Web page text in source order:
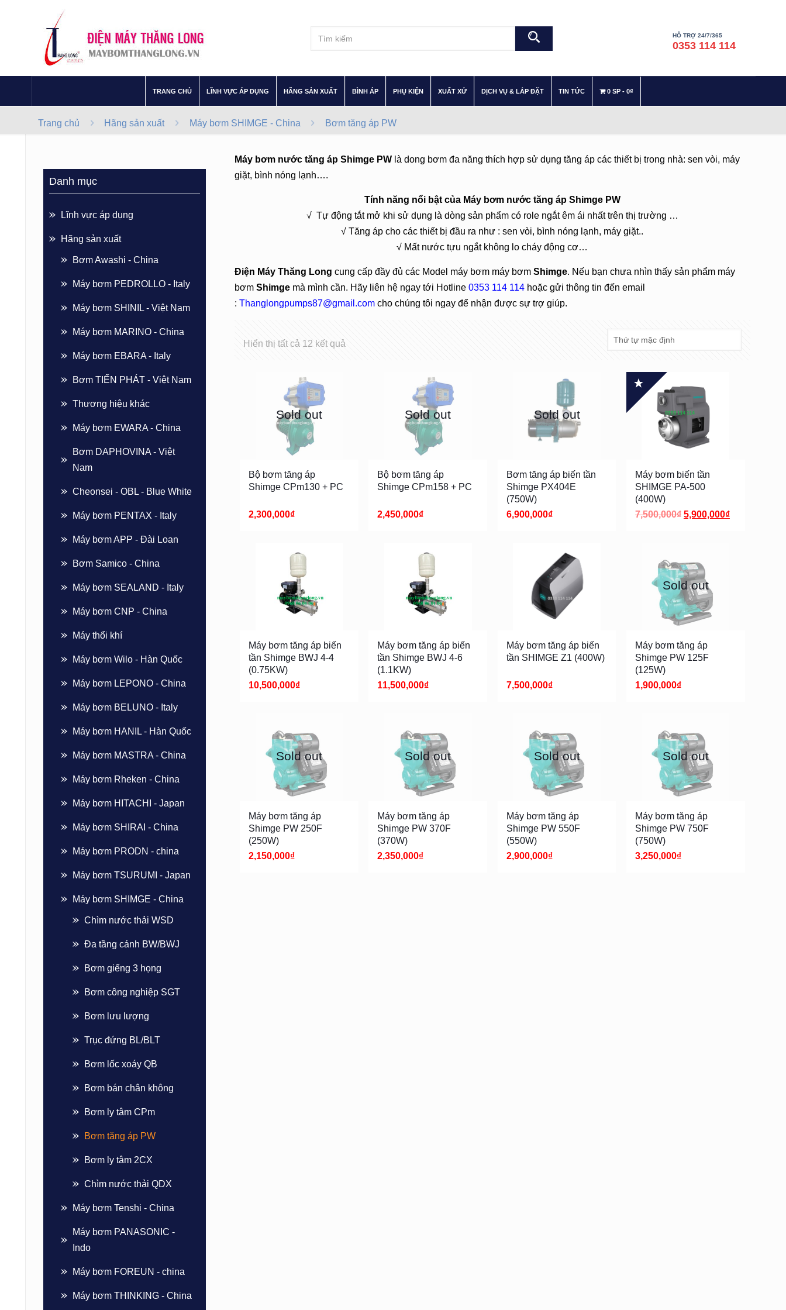
HỖ TRỢ 24/7/365
0353 114 114
TRANG CHỦ LĨNH VỰC ÁP DỤNG HÃNG SẢN XUẤT BÌNH ÁP PHỤ KIỆN XUẤT XỨ– DỊCH VỤ & LẮP ĐẶT TIN TỨC 0 SP 0₫
Trang chủ Hãng sản xuất Máy bơm SHIMGE - China Bơm tăng áp PW
Máy bơm nước tăng áp Shimge PW là dong bơm đa năng thích hợp sử dụng tăng áp các thiết bị trong nhà: sen vòi, máy
giặt, bình nóng lạnh….
Tính năng nổi bật của Máy bơm nước tăng áp Shimge PW
√ Tự động tắt mở khi sử dụng là dòng sản phẩm có role ngắt êm ái nhất trên thị trường …
√ Tăng áp cho các thiết bị đầu ra như : sen vòi, bình nóng lạnh, máy giặt..
√ Mất nước tựu ngắt không lo cháy động cơ…
Điện Máy Thăng Long cung cấp đầy đủ các Model máy bơm máy bơmShimge. Nếu bạn chưa nhìn thấy sản phẩm máy
bơmShimge mà mình cần. Hãy liên hệ ngay tới Hotline0353 114 114 hoặc gửi thông tin đến email
:Thanglongpumps87@gmail.com cho chúng tôi ngay để nhận được sự trợ giúp.
Hiển thị tất cả 12 kết quả
Sold out
Bộ bơm tăng áp
Shimge CPm130 + PC
2,300,000₫
Sold out
Bộ bơm tăng áp
Shimge CPm158 + PC
2,450,000₫
Sold out
Bơm tăng áp biến tần
Shimge PX404E
(750W)
6,900,000₫
Máy bơm biến tần
SHIMGE PA-500
(400W)
7,500,000₫ 5,900,000₫
Máy bơm tăng áp biến
tần Shimge BWJ 4-4
(0.75KW)
10,500,000₫
Máy bơm tăng áp biến
tần Shimge BWJ 4-6
(1.1KW)
11,500,000₫
Máy bơm tăng áp biến
tần SHIMGE Z1 (400W)
7,500,000₫
Sold out
Máy bơm tăng áp
Shimge PW 125F
(125W)
1,900,000₫
Sold out
Máy bơm tăng áp
Shimge PW 250F
(250W)
2,150,000₫
Sold out
Máy bơm tăng áp
Shimge PW 370F
(370W)
2,350,000₫
Sold out
Máy bơm tăng áp
Shimge PW 550F
(550W)
2,900,000₫
Sold out
Máy bơm tăng áp
Shimge PW 750F
(750W)
3,250,000₫
Danh mục
Lĩnh vực áp dụng
Hãng sản xuất
Bơm Awashi - China
Máy bơm PEDROLLO - Italy
Máy bơm SHINIL - Việt Nam
Máy bơm MARINO - China
Máy bơm EBARA - Italy
Bơm TIẾN PHÁT - Việt Nam
Thương hiệu khác
Máy bơm EWARA - China
Bơm DAPHOVINA - Việt
Nam
Cheonsei - OBL - Blue White
Máy bơm PENTAX - Italy
Máy bơm APP - Đài Loan
Bơm Samico - China
Máy bơm SEALAND - Italy
Máy bơm CNP - China
Máy thổi khí
Máy bơm Wilo - Hàn Quốc
Máy bơm LEPONO - China
Máy bơm BELUNO - Italy
Máy bơm HANIL - Hàn Quốc
Máy bơm MASTRA - China
Máy bơm Rheken - China
Máy bơm HITACHI - Japan
Máy bơm SHIRAI - China
Máy bơm PRODN - china
Máy bơm TSURUMI - Japan
Máy bơm SHIMGE - China
Chìm nước thải WSD
Đa tầng cánh BW/BWJ
Bơm giếng 3 họng
Bơm công nghiệp SGT
Bơm lưu lượng
Trục đứng BL/BLT
Bơm lốc xoáy QB
Bơm bán chân không
Bơm ly tâm CPm
Bơm tăng áp PW
Bơm ly tâm 2CX
Chìm nước thải QDX
Máy bơm Tenshi - China
Máy bơm PANASONIC -
Indo
Máy bơm FOREUN - china
Máy bơm THINKING - China